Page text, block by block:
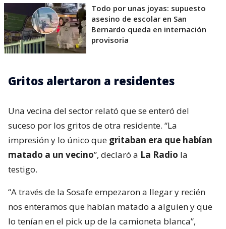
Todo por unas joyas: supuesto
asesino de escolar en San
Bernardo queda en internación
provisoria
Gritos alertaron a residentes
Una vecina del sector relató que se enteró del
suceso por los gritos de otra residente. “La
impresión y lo único que gritaban era que habían
matado a un vecino”, declaró a La Radio la
testigo.
“A través de la Sosafe empezaron a llegar y recién
nos enteramos que habían matado a alguien y que
lo tenían en el pick up de la camioneta blanca”,